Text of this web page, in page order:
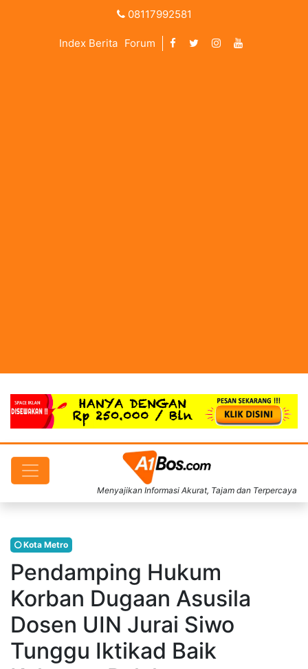
08117992581
Index Berita Forum
Menyajikan Informasi Akurat, Tajam dan Terpercaya
Kota Metro
Pendamping Hukum
Korban Dugaan Asusila
Dosen UIN Jurai Siwo
Tunggu Iktikad Baik